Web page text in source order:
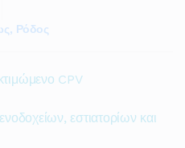
Ρόδος
CPV
εστιατορίων και